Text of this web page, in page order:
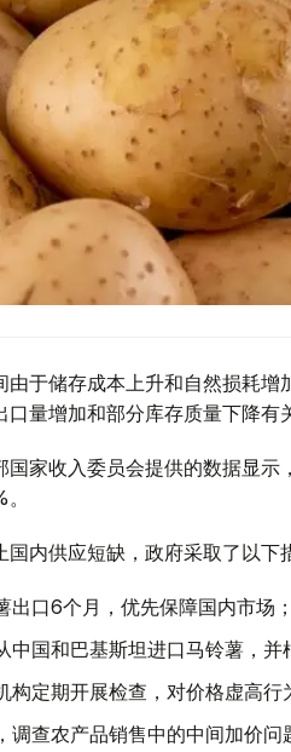
由于储存成本上升和自然损耗
量增加和部分库存质量下降有
国家收入委员会提供的数据显
国内供应短缺，政府采取了以下
出口6个月，优先保障国内市场；
中国和巴基斯坦进口马铃薯，并
构定期开展检查，对价格虚高行
调查农产品销售中的中间加价问